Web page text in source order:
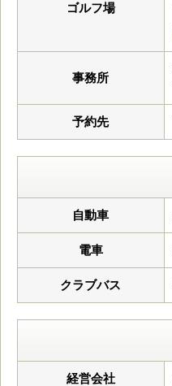
ゴルフ場
事務所
予約先
自動車
電車
クラブバス
経営会社